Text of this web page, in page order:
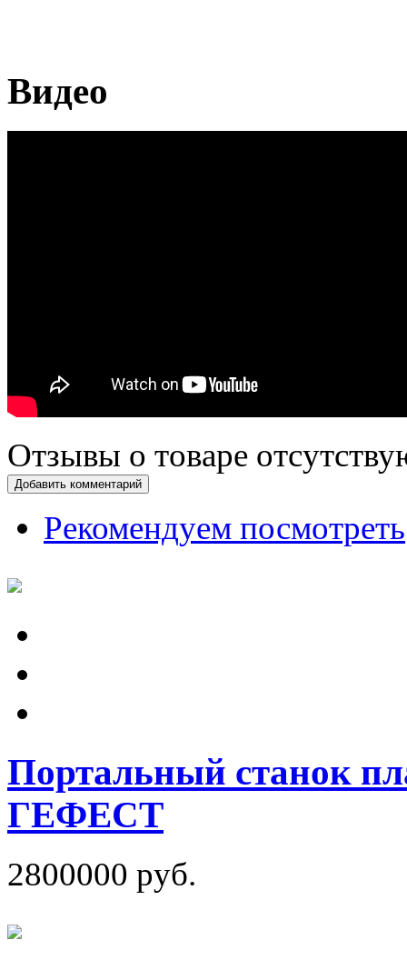
Видео
Отзывы о товаре
Добавить комментарий
Рекомендуем посмотреть
Портальный станок
ГЕФЕСТ
2800000 руб.